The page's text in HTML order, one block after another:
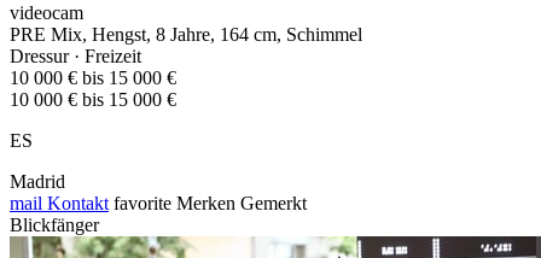
videocam
PRE Mix, Hengst, 8 Jahre, 164 cm, Schimmel
Dressur · Freizeit
10 000 € bis 15 000 €
10 000 € bis 15 000 €
ES
Madrid
mail Kontakt favorite Merken Gemerkt
Blickfänger